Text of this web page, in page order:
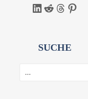
LinkedIn Reddit Threads Pinterest
SUCHE